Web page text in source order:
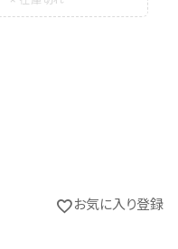
お気に入り登録